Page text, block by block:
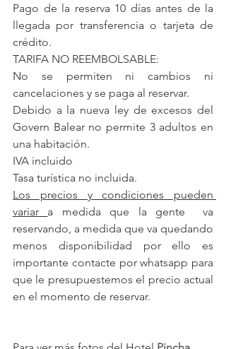
Pago de la reserva 10 días antes de la
llegada por transferencia o tarjeta de
crédito.
TARIFA NO REEMBOLSABLE:
No se permiten ni cambios ni
cancelaciones y se paga al reservar.
Debido a la nueva ley de excesos del
Govern Balear no permite 3 adultos en
una habitación.
IVA incluido
Tasa turística no incluida.
Los precios y condiciones pueden
variar a medida que la gente  va
reservando, a medida que va quedando
menos disponibilidad por ello es
importante contacte por whatsapp para
que le presupuestemos el precio actual
en el momento de reservar.